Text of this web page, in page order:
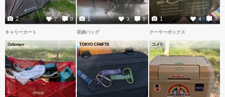
7 0
2 3 0
1 4 0
1
キャリーカート
Coleman
収納バッグ
TOKYO CRAFTS
クーラーボックス
コメリ